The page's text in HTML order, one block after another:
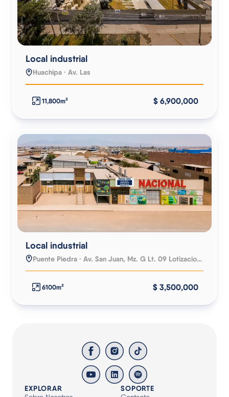
Local industrial
Huachipa · Av. Las
11,800m² $ 6,900,000
Local industrial
Puente Piedra · Av. San Juan, Mz. G Lt. 09 Lotizacion Las Vegas 1era Etapa
6100m² $ 3,500,000
EXPLORAR SOPORTE